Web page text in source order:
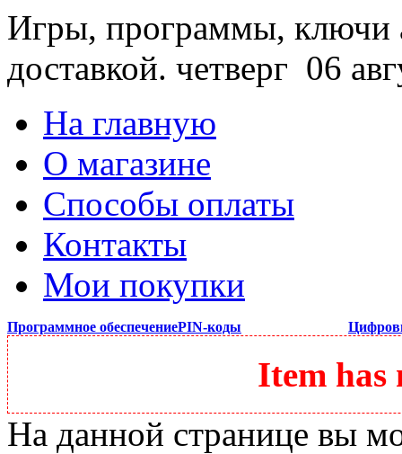
Игры, программы, ключи
доставкой. четверг 06
На главную
О магазине
Способы оплаты
Контакты
Мои покупки
Программное обеспечениеPIN-коды
Item has
На данной странице вы